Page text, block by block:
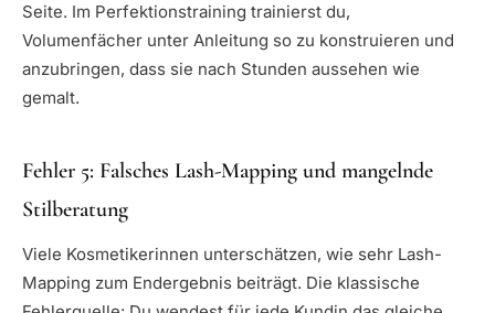
Seite. Im Perfektionstraining trainierst du,
Volumenfächer unter Anleitung so zu konstruieren und
anzubringen, dass sie nach Stunden aussehen wie
gemalt.
Fehler 5: Falsches Lash-Mapping und mangelnde
Stilberatung
Viele Kosmetikerinnen unterschätzen, wie sehr Lash-
Mapping zum Endergebnis beiträgt. Die klassische